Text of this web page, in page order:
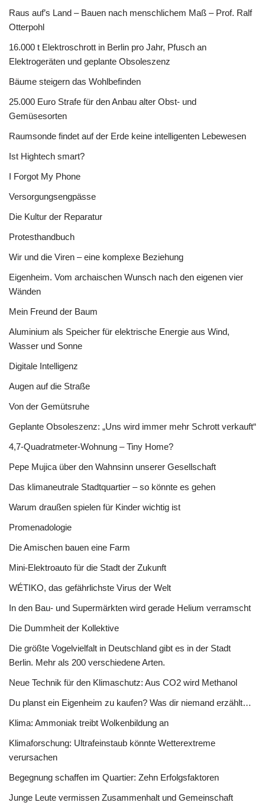
Raus auf’s Land – Bauen nach menschlichem Maß – Prof. Ralf
Otterpohl
16.000 t Elektroschrott in Berlin pro Jahr, Pfusch an
Elektrogeräten und geplante Obsoleszenz
Bäume steigern das Wohlbefinden
25.000 Euro Strafe für den Anbau alter Obst- und
Gemüsesorten
Raumsonde findet auf der Erde keine intelligenten Lebewesen
Ist Hightech smart?
I Forgot My Phone
Versorgungsengpässe
Die Kultur der Reparatur
Protesthandbuch
Wir und die Viren – eine komplexe Beziehung
Eigenheim. Vom archaischen Wunsch nach den eigenen vier
Wänden
Mein Freund der Baum
Aluminium als Speicher für elektrische Energie aus Wind,
Wasser und Sonne
Digitale Intelligenz
Augen auf die Straße
Von der Gemütsruhe
Geplante Obsoleszenz: „Uns wird immer mehr Schrott verkauft“
4,7-Quadratmeter-Wohnung – Tiny Home?
Pepe Mujica über den Wahnsinn unserer Gesellschaft
Das klimaneutrale Stadtquartier – so könnte es gehen
Warum draußen spielen für Kinder wichtig ist
Promenadologie
Die Amischen bauen eine Farm
Mini-Elektroauto für die Stadt der Zukunft
WÉTIKO, das gefährlichste Virus der Welt
In den Bau- und Supermärkten wird gerade Helium verramscht
Die Dummheit der Kollektive
Die größte Vogelvielfalt in Deutschland gibt es in der Stadt
Berlin. Mehr als 200 verschiedene Arten.
Neue Technik für den Klimaschutz: Aus CO2 wird Methanol
Du planst ein Eigenheim zu kaufen? Was dir niemand erzählt…
Klima: Ammoniak treibt Wolkenbildung an
Klimaforschung: Ultrafeinstaub könnte Wetterextreme
verursachen
Begegnung schaffen im Quartier: Zehn Erfolgsfaktoren
Junge Leute vermissen Zusammenhalt und Gemeinschaft